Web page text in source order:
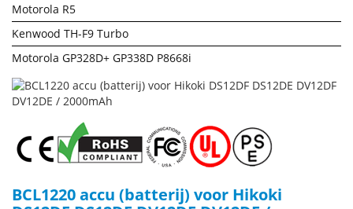
Motorola R5
Kenwood TH-F9 Turbo
Motorola GP328D+ GP338D P8668i
BCL1220 accu (batterij) voor Hikoki